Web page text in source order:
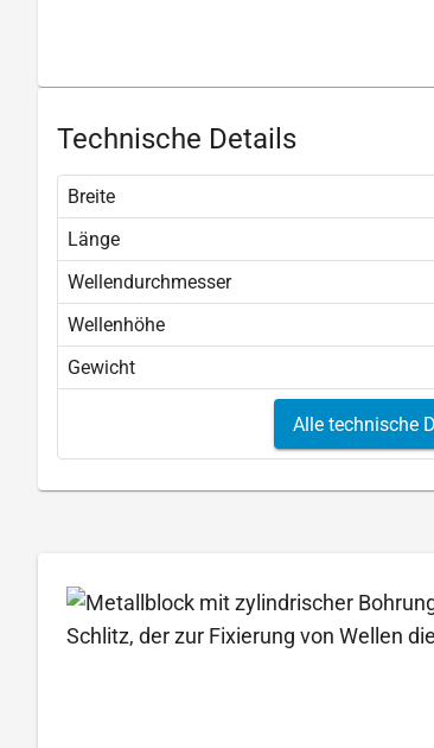
Technische Details
Breite
Länge
Wellendurchmesser
Wellenhöhe
Gewicht
Alle technische